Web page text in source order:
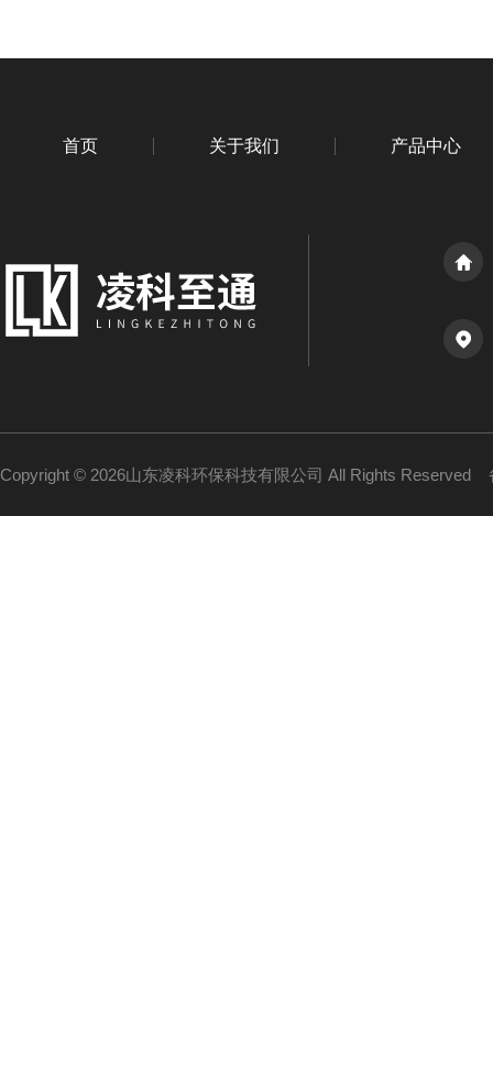
首页 关于我们 产品中心
Copyright © 2026山东凌科环保科技有限公司 All Rights Reserved